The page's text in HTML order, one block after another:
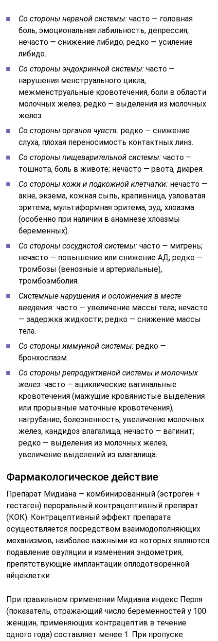
Со стороны нервной системы: часто — головная
боль, эмоциональная лабильность, депрессия;
нечасто — снижение либидо; редко — усиление
либидо.
Со стороны эндокринной системы: часто —
нарушения менструального цикла,
межменструальные кровотечения, боли в области
молочных желез; редко — выделения из молочных
желез.
Со стороны органов чувств: редко — снижение
слуха, плохая переносимость контактных линз.
Со стороны пищеварительной системы: часто —
тошнота, боль в животе; нечасто — рвота, диарея.
Со стороны кожи и подкожной клетчатки: нечасто —
акне, экзема, кожная сыпь, крапивница, узловатая
эритема, мультиформная эритема, зуд, хлоазма
(особенно при наличии в анамнезе хлоазмы
беременных).
Со стороны сосудистой системы: часто — мигрень;
нечасто — повышение или снижение АД; редко —
тромбозы (венозные и артериальные),
тромбоэмболия.
Системные нарушения и осложнения в месте
введения: часто — увеличение массы тела; нечасто
— задержка жидкости; редко — снижение массы
тела.
Со стороны иммунной системы: редко —
бронхоспазм.
Со стороны репродуктивной системы и молочных
желез: часто — ациклические вагинальные
кровотечения (мажущие кровянистые выделения
или прорывные маточные кровотечения),
нагрубание, болезненность, увеличение молочных
желез, кандидоз влагалища; нечасто — вагинит;
редко — выделения из молочных желез,
увеличение выделений из влагалища.
Фармакологическое действие
Препарат Мидиана — комбинированный (эстроген +
гестаген) пероральный контрацептивный препарат
(КОК). Контрацептивный эффект препарата
осуществляется посредством взаимодополняющих
механизмов, наиболее важными из которых являются:
подавление овуляции и изменения эндометрия,
препятствующие имплантации оплодотворенной
яйцеклетки.
При правильном применении Мидиана индекс Перля
(показатель, отражающий число беременностей у 100
женщин, применяющих контрацептив в течение
одного года) составляет менее 1. При пропуске